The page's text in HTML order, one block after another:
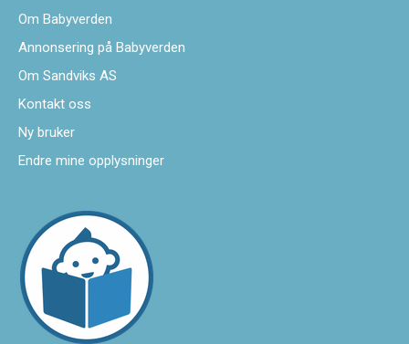
Om Babyverden
Annonsering på Babyverden
Om Sandviks AS
Kontakt oss
Ny bruker
Endre mine opplysninger